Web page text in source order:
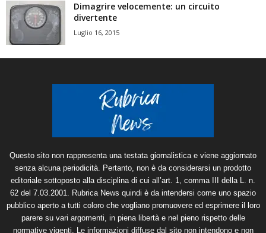
Dimagrire velocemente: un circuito
divertente
Luglio 16, 2015
Questo sito non rappresenta una testata giornalistica e viene aggiornato
senza alcuna periodicità. Pertanto, non è da considerarsi un prodotto
editoriale sottoposto alla disciplina di cui all’art. 1, comma III della L. n.
62 del 7.03.2001. Rubrica News quindi è da intendersi come uno spazio
pubblico aperto a tutti coloro che vogliano promuovere ed esprimere il loro
parere su vari argomenti, in piena libertà e nel pieno rispetto delle
normative vigenti. Le informazioni diffuse dal sito non intendono e non